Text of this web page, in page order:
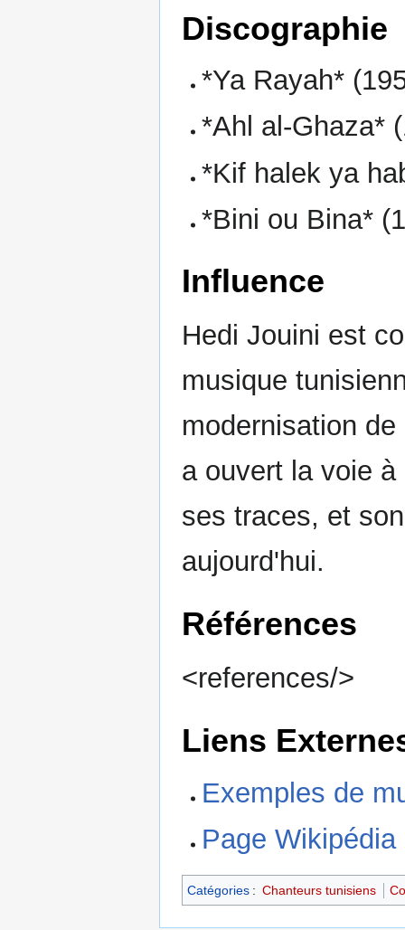
Discographie
*Ya Rayah*
*Ahl al-Ghaza*
*Kif halek ya
*Bini ou Bina*
Influence
Hedi Jouini est
musique
modernisation
a ouvert la voie
ses traces, et
aujourd'hui.
Références
<references/>
Liens
Exemples de
Page
Catégories : Chanteurs tunisiens